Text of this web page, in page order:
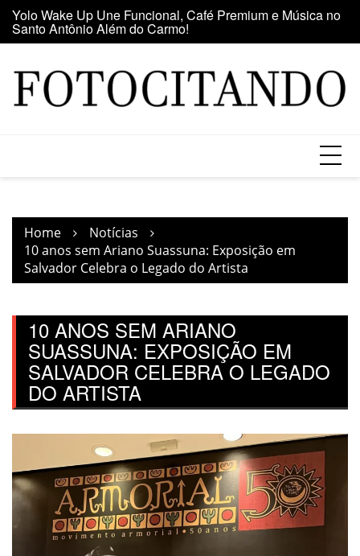
Skip
content
Maior clube de vinil da América Latina participa da Feira
do Vinil no Shopping Center Lapa
Home
Notícias
10 anos sem Ariano Suassuna: Exposição em
Salvador Celebra o Legado do Artista
10 ANOS SEM ARIANO
SUASSUNA: EXPOSIÇÃO EM
SALVADOR CELEBRA O LEGADO
DO ARTISTA